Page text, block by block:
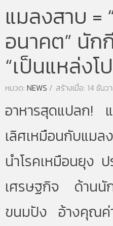
แมลงสาบ =
อนาคต” นัก
“เป็นแหล่ง
หมวด: NEWS สร้างเมื่อ: 14 ธันว
อาหารสุดแปลก!
เลิศเหมือนกับแม
นำโรคเหมือนยุง
เศรษฐกิจ ด้านนั
ขนมปัง อ้างคุณค่